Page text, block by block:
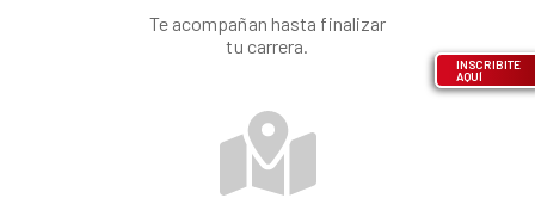
Te acompañan hasta finalizar
tu carrera.
INSCRIBITE
AQUÍ